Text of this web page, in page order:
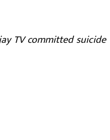
TV committed suicide